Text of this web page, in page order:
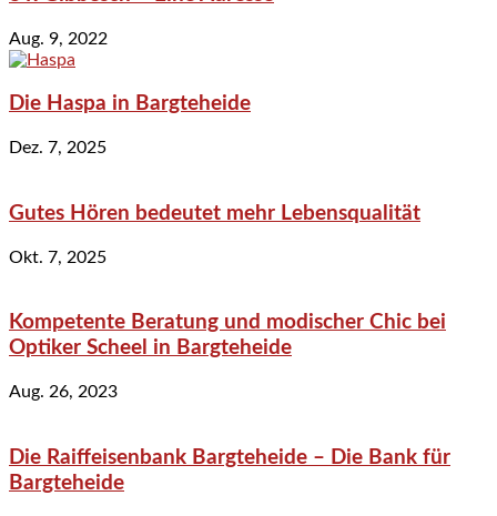
Aug. 9, 2022
Die Haspa in Bargteheide
Dez. 7, 2025
Gutes Hören bedeutet mehr Lebensqualität
Okt. 7, 2025
Kompetente Beratung und modischer Chic bei
Optiker Scheel in Bargteheide
Aug. 26, 2023
Die Raiffeisenbank Bargteheide – Die Bank für
Bargteheide